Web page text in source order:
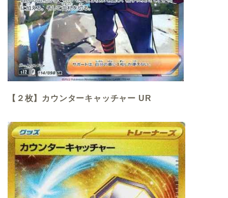
【２枚】カウンターキャッチャー UR